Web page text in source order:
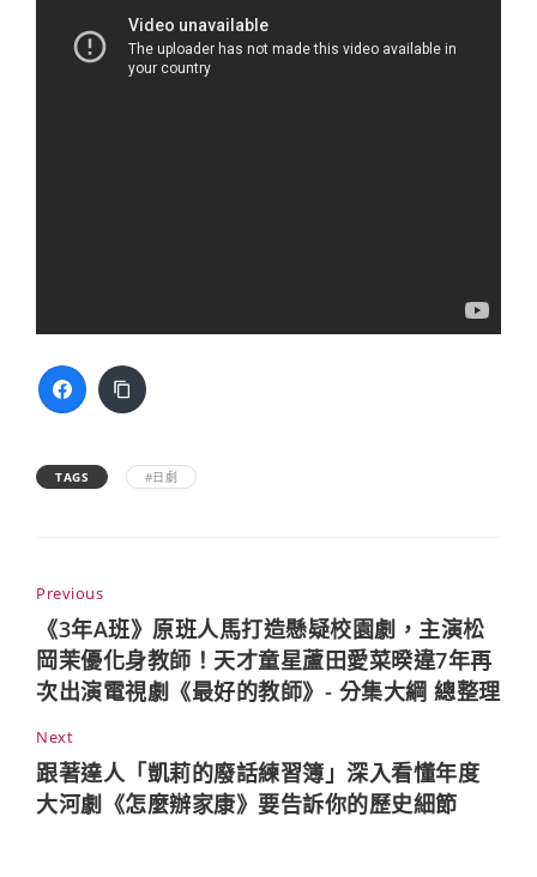
TAGS #日劇
Previous
《3年A班》原班人馬打造懸疑校園劇，主演松
岡茉優化身教師！天才童星蘆田愛菜暌違7年再
次出演電視劇《最好的教師》- 分集大綱 總整理
Next
跟著達人「凱莉的廢話練習簿」深入看懂年度
大河劇《怎麼辦家康》要告訴你的歷史細節